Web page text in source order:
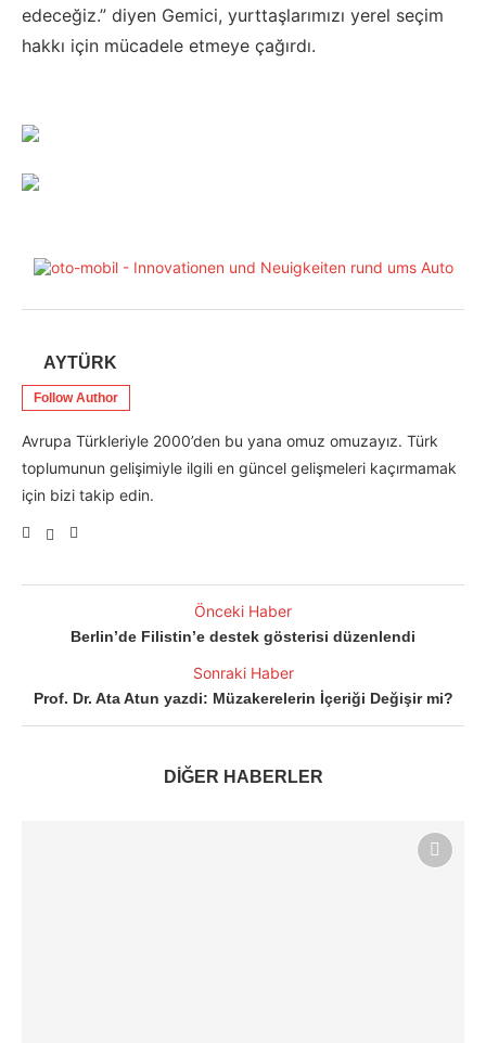
edeceğiz.” diyen Gemici, yurttaşlarımızı yerel seçim
hakkı için mücadele etmeye çağırdı.
AYTÜRK
Follow Author
Avrupa Türkleriyle 2000’den bu yana omuz omuzayız. Türk
toplumunun gelişimiyle ilgili en güncel gelişmeleri kaçırmamak
için bizi takip edin.
Önceki Haber
Berlin’de Filistin’e destek gösterisi düzenlendi
Sonraki Haber
Prof. Dr. Ata Atun yazdi: Müzakerelerin İçeriği Değişir mi?
DİĞER HABERLER